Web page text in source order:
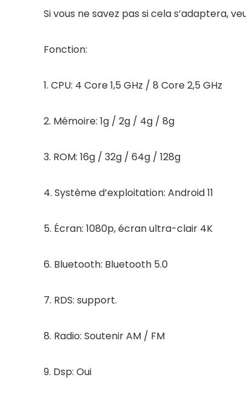
Si vous ne savez pas si cela s’adaptera,
Fonction:
1. CPU: 4 Core 1,5 GHz / 8 Core 2,5 GHz
2. Mémoire: 1g / 2g / 4g / 8g
3. ROM: 16g / 32g / 64g / 128g
4. Système d’exploitation: Android 11
5. Écran: 1080p, écran ultra-clair 4K
6. Bluetooth: Bluetooth 5.0
7. RDS: support.
8. Radio: Soutenir AM / FM
9. Dsp: Oui